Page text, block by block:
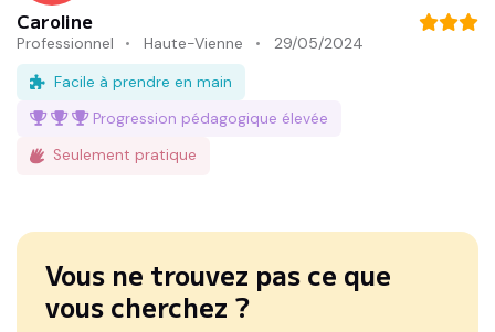
Caroline
Professionnel Haute-Vienne 29/05/2024
Facile à prendre en main
Progression pédagogique élevée
Seulement pratique
Vous ne trouvez pas ce que
vous cherchez ?